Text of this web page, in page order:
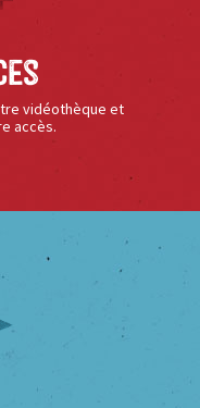
vidéothèque et
accès.